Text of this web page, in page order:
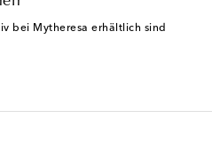
bei Mytheresa erhältlich sind